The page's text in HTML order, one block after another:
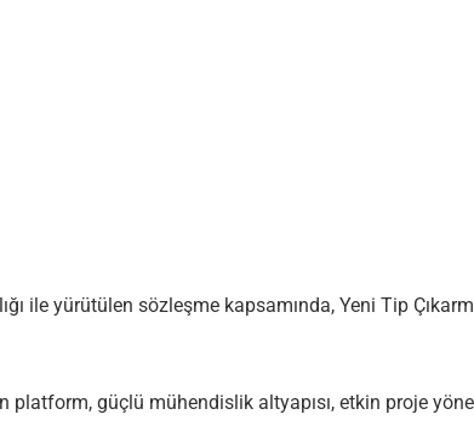
ile yürütülen sözleşme kapsamında, Yeni Tip
platform, güçlü mühendislik altyapısı, etkin proje